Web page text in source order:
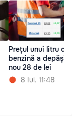
Prețul unui litru de
benzină a depășit
nou 28 de lei
8 Iul. 11:48